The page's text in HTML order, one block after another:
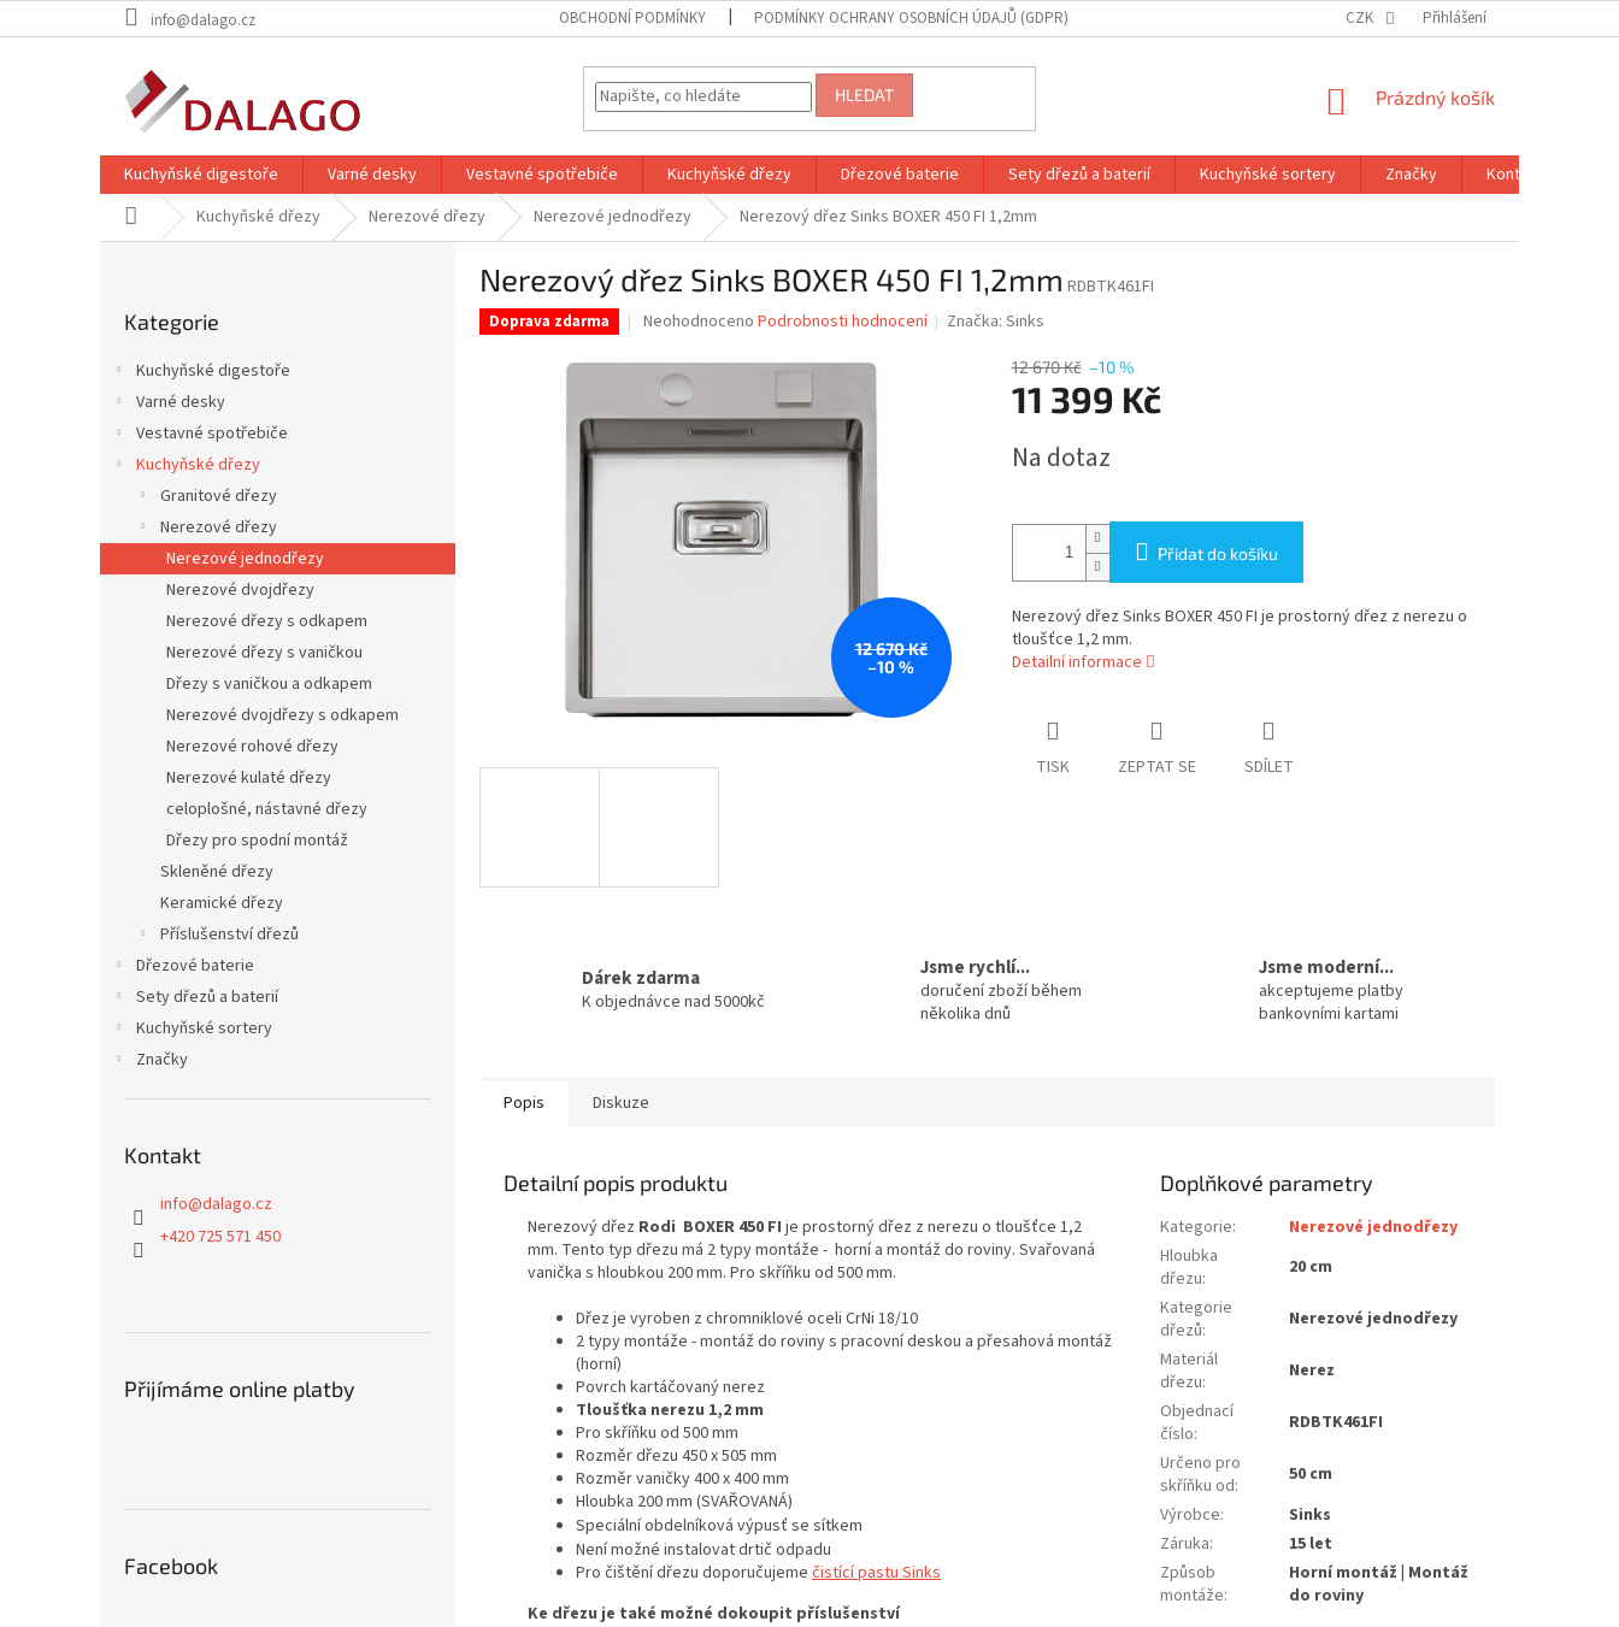
na
info@dalago.cz OBCHODNÍ PODMÍNKY PODMÍNKY OCHRANY OSOBNÍCH ÚDAJŮ (GDPR) CZK Přihlášení
HLEDAT
NÁKUPNÍ
Prázdný košík
Kuchyňské digestoře Varné desky Vestavné spotřebiče Kuchyňské dřezy Dřezové baterie Sety dřezů a baterií Kuchyňské sortery Značky Kontakty
Domů Kuchyňské dřezy Nerezové dřezy Nerezové jednodřezy Nerezový dřez Sinks BOXER 450 FI 1,2mm
n
e
kategorie
Kategorie
Kuchyňské digestoře
Varné desky
Vestavné spotřebiče
Kuchyňské dřezy
Granitové dřezy
Nerezové dřezy
Nerezové jednodřezy
Nerezové dvojdřezy
Nerezové dřezy s odkapem
Nerezové dřezy s vaničkou
Dřezy s vaničkou a odkapem
Nerezové dvojdřezy s odkapem
Nerezové rohové dřezy
Nerezové kulaté dřezy
celoplošné, nástavné dřezy
Dřezy pro spodní montáž
Skleněné dřezy
Keramické dřezy
Příslušenství dřezů
Dřezové baterie
Sety dřezů a baterií
Kuchyňské sortery
Značky
Kontakt
info@dalago.cz
+420 725 571 450
Přijímáme online platby
Facebook
Nerezový dřez Sinks BOXER 450 FI 1,2mm RDBTK461FI
Doprava zdarma
Průměrné
produktu
5
Neohodnoceno Podrobnosti hodnocení Značka:Sinks
12 670 Kč
–10 %
12 670 Kč –10 %
11 399 Kč
cena:
Na dotaz
Přidat do košíku
Nerezový dřez Sinks BOXER 450 FI je prostorný dřez z nerezu o
tloušťce 1,2 mm.
Detailní informace
TISK ZEPTAT SE SDÍLET
Dárek zdarma
K objednávce nad 5000kč
Jsme rychlí...
doručení zboží během
několika dnů
Jsme moderní...
akceptujeme platby
bankovními kartami
Popis Diskuze
Detailní popis produktu
Nerezový dřez Rodi BOXER 450 FI je prostorný dřez z nerezu o tloušťce 1,2
mm. Tento typ dřezu má 2 typy montáže - horní a montáž do roviny. Svařovaná
vanička s hloubkou 200 mm. Pro skříňku od 500 mm.
Dřez je vyroben z chromniklové oceli CrNi 18/10
2 typy montáže - montáž do roviny s pracovní deskou a přesahová montáž
(horní)
Povrch kartáčovaný nerez
Tloušťka nerezu 1,2 mm
Pro skříňku od 500 mm
Rozměr dřezu 450 x 505 mm
Rozměr vaničky 400 x 400 mm
Hloubka 200 mm (SVAŘOVANÁ)
Speciální obdelníková výpusť se sítkem
Není možné instalovat drtič odpadu
Pro čištění dřezu doporučujeme čistící pastu Sinks
Ke dřezu je také možné dokoupit příslušenství
Doplňkové parametry
Kategorie:
Nerezové jednodřezy
Hloubka
dřezu:
20 cm
Kategorie
dřezů:
Nerezové jednodřezy
Materiál
dřezu:
Nerez
Objednací
číslo:
RDBTK461FI
Určeno pro
skříňku od:
50 cm
Výrobce:
Sinks
Záruka:
15 let
Způsob
montáže:
Horní montáž | Montáž
do roviny